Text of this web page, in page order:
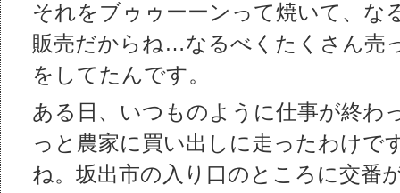
それをブゥゥーーンって焼いて、
販売だからね…なるべくたくさん売
をしてたんです。
ある日、いつものように仕事が終わ
っと農家に買い出しに走ったわけで
ね。坂出市の入り口のところに交番